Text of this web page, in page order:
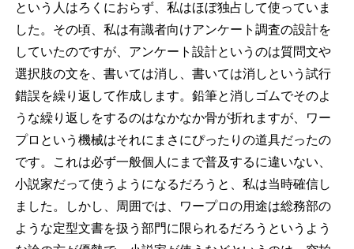
という人はろくにおらず、私はほぼ独占して使っていま
した。その頃、私は有識者向けアンケート調査の設計を
していたのですが、アンケート設計というのは質問文や
選択肢の文を、書いては消し、書いては消しという試行
錯誤を繰り返して作成します。鉛筆と消しゴムでそのよ
うな繰り返しをするのはなかなか骨が折れますが、ワー
プロという機械はそれにまさにぴったりの道具だったの
です。これは必ず一般個人にまで普及するに違いない、
小説家だって使うようになるだろうと、私は当時確信し
ました。しかし、周囲では、ワープロの用途は総務部の
ような定型文書を扱う部門に限られるだろうというよう